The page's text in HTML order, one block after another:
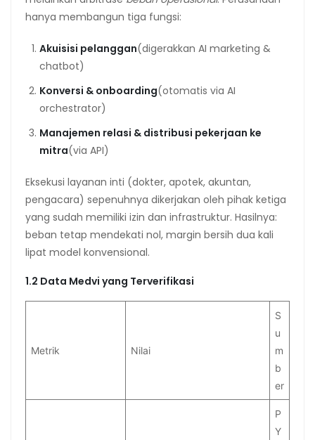
hanya membangun tiga fungsi:
Akuisisi pelanggan(digerakkan AI marketing &
chatbot)
Konversi & onboarding(otomatis via AI
orchestrator)
Manajemen relasi & distribusi pekerjaan ke
mitra(via API)
Eksekusi layanan inti (dokter, apotek, akuntan,
pengacara) sepenuhnya dikerjakan oleh pihak ketiga
yang sudah memiliki izin dan infrastruktur. Hasilnya:
beban tetap mendekati nol, margin bersih dua kali
lipat model konvensional.
1.2 Data Medvi yang Terverifikasi
Metrik Nilai
S
u
m
b
er
P
Y